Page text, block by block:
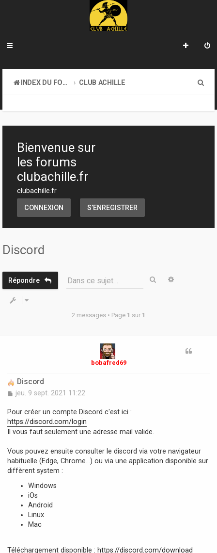
INDEX DU FORUM
CLUB ACHILLE
h
Bienvenue sur
les forums
clubachille.fr
clubachille.fr
CONNEXION S’ENREGISTRER
Discord
Répondre Dans ce sujet… Rechercher
2 messages • Page 1 sur 1
bobafred69
Discord
M
s
a
g
jeu. 9 sept. 2021 11:22
Pour créer un compte Discord c'est ici :
https://discord.com/login
Il vous faut seulement une adresse mail valide.
Vous pouvez ensuite consulter le discord via votre navigateur
habituelle (Edge, Chrome...) ou via une application disponible sur
diffèrent system :
Windows
iOs
Android
Linux
Mac
Téléchargement disponible : https://discord.com/download